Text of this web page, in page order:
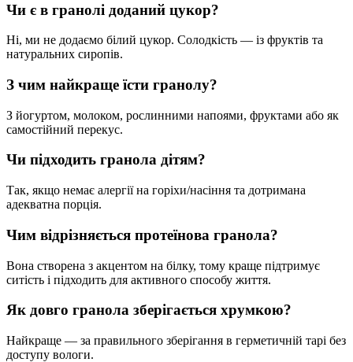
Чи є в гранолі доданий цукор?
Ні, ми не додаємо білий цукор. Солодкість — із фруктів та
натуральних сиропів.
З чим найкраще їсти гранолу?
З йогуртом, молоком, рослинними напоями, фруктами або як
самостійний перекус.
Чи підходить гранола дітям?
Так, якщо немає алергії на горіхи/насіння та дотримана
адекватна порція.
Чим відрізняється протеїнова гранола?
Вона створена з акцентом на білку, тому краще підтримує
ситість і підходить для активного способу життя.
Як довго гранола зберігається хрумкою?
Найкраще — за правильного зберігання в герметичній тарі без
доступу вологи.